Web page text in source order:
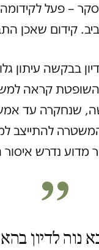
סקר – פעל
קידום שאכן
בבקשה עיתון
קראה
שנחקרה עד
להתייצב
מדוע נדרש
נוה לדיון